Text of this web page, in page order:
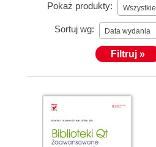
Pokaż produkty: Wszystkie
Sortuj wg: Data wydania
Filtruj »